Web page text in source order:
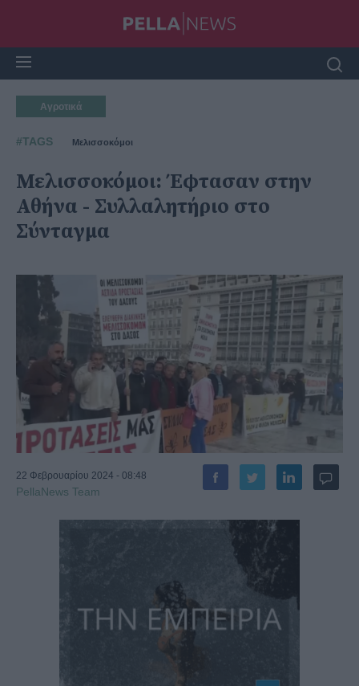
Αγροτικά
#TAGS Μελισσοκόμοι
Μελισσοκόμοι: Έφτασαν στην
Αθήνα - Συλλαλητήριο στο
Σύνταγμα
22 Φεβρουαρίου 2024 - 08:48
PellaNews Team